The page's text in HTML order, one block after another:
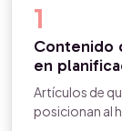
1
Contenido
en
Artículos de
posicionan al